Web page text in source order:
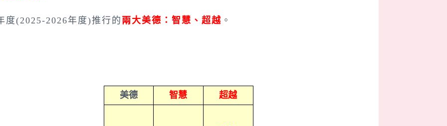
度(2025-2026年度)推行的 兩大美德：智慧、超越 。
美德 智慧 超越